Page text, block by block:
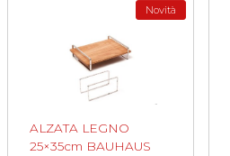
Novità
ALZATA LEGNO
25×35cm BAUHAUS